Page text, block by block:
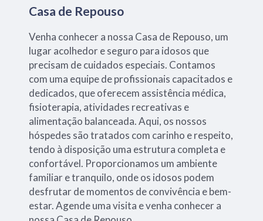
Casa de Repouso
Venha conhecer a nossa Casa de Repouso, um
lugar acolhedor e seguro para idosos que
precisam de cuidados especiais. Contamos
com uma equipe de profissionais capacitados e
dedicados, que oferecem assistência médica,
fisioterapia, atividades recreativas e
alimentação balanceada. Aqui, os nossos
hóspedes são tratados com carinho e respeito,
tendo à disposição uma estrutura completa e
confortável. Proporcionamos um ambiente
familiar e tranquilo, onde os idosos podem
desfrutar de momentos de convivência e bem-
estar. Agende uma visita e venha conhecer a